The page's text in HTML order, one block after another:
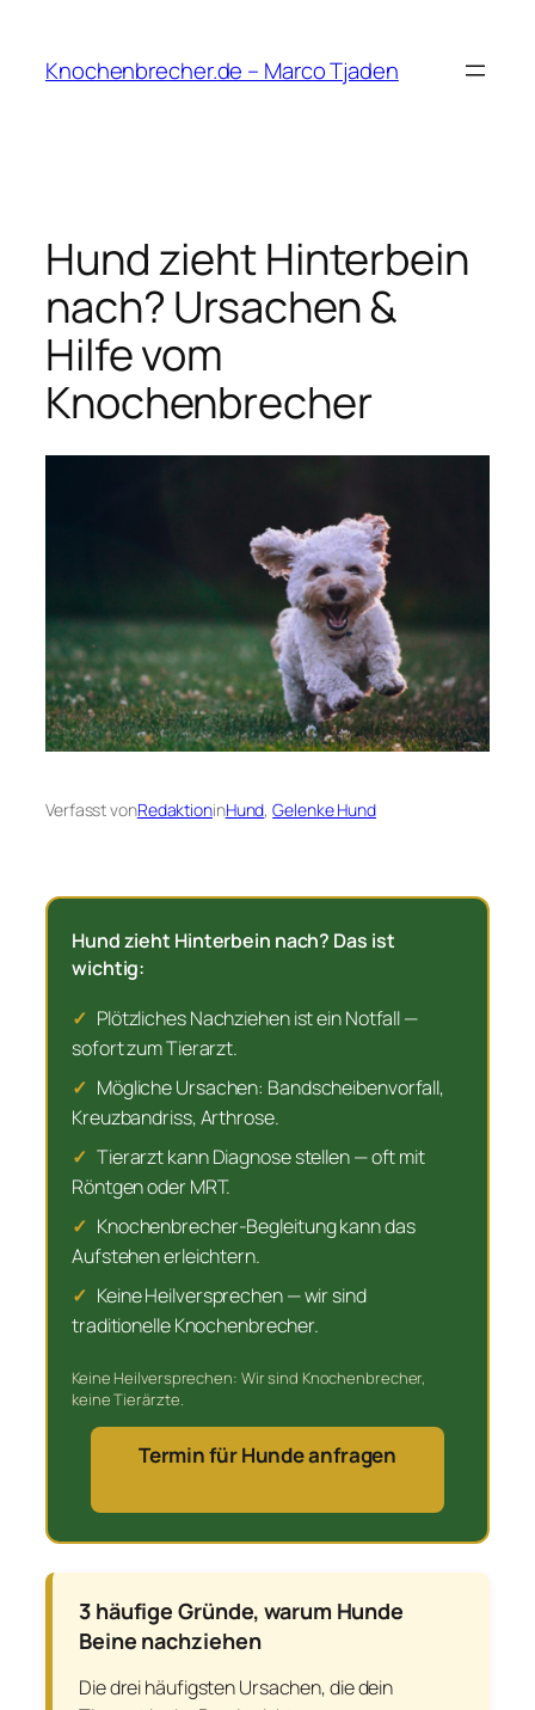
springen
Knochenbrecher.de – Marco Tjaden
Hund zieht Hinterbein
nach? Ursachen &
Hilfe vom
Knochenbrecher
Verfasst vonRedaktioninHund, Gelenke Hund
Hund zieht Hinterbein nach? Das ist
wichtig:
✓ Plötzliches Nachziehen ist ein Notfall —
sofort zum Tierarzt.
✓ Mögliche Ursachen: Bandscheibenvorfall,
Kreuzbandriss, Arthrose.
✓ Tierarzt kann Diagnose stellen — oft mit
Röntgen oder MRT.
✓ Knochenbrecher-Begleitung kann das
Aufstehen erleichtern.
✓ Keine Heilversprechen — wir sind
traditionelle Knochenbrecher.
Keine Heilversprechen: Wir sind Knochenbrecher,
keine Tierärzte.
Termin für Hunde anfragen
3 häufige Gründe, warum Hunde
Beine nachziehen
Die drei häufigsten Ursachen, die dein